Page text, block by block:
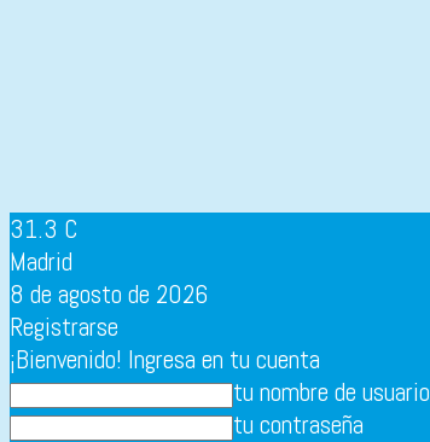
31.3 C
Madrid
8 de agosto de 2026
Registrarse
¡Bienvenido! Ingresa en tu cuenta
tu nombre de usuario
tu contraseña